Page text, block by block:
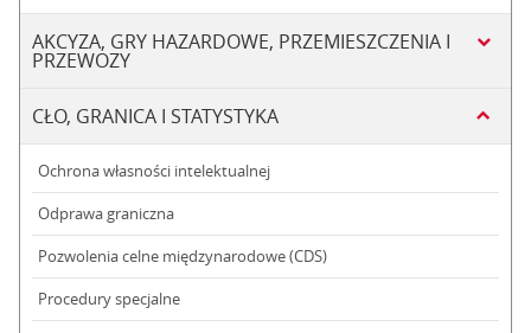
AKCYZA, GRY HAZARDOWE, PRZEMIESZCZENIA I
PRZEWOZY
CŁO, GRANICA I STATYSTYKA
Ochrona własności intelektualnej
Odprawa graniczna
Pozwolenia celne międzynarodowe (CDS)
Procedury specjalne